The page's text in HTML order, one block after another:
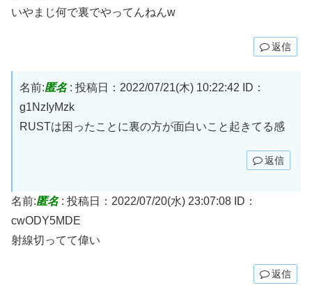
いやまじ何で裏でやってんねんw
返信
名前:匿名: 投稿日：2022/07/21(木) 10:22:42
ID：
g1NzIyMzk
RUSTは困ったことに裏の方が面白いこと起きてる感
返信
名前:匿名: 投稿日：2022/07/20(水) 23:07:08 ID：
cwODY5MDE
射線切ってて偉い
返信